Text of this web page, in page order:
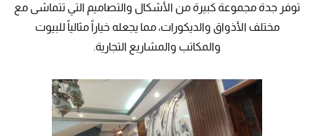
توفر جدة مجموعة كبيرة من الأشكال والتصاميم التي تتماشى مع
مختلف الأذواق والديكورات، مما يجعله خياراً مثالياً للبيوت
والمكاتب والمشاريع التجارية.